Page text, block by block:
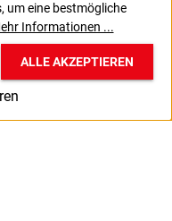
um eine bestmögliche
Informationen ...
ALLE AKZEPTIEREN
B